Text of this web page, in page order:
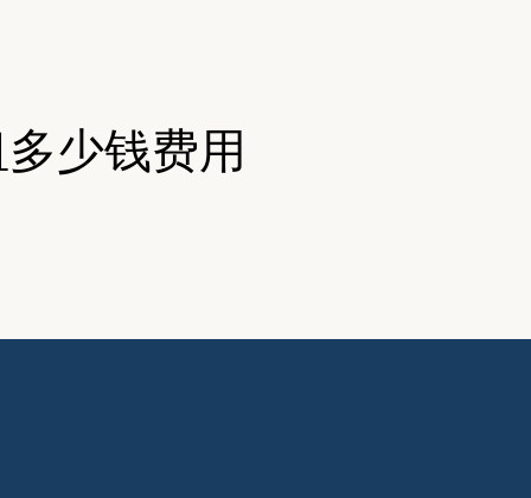
少钱费用